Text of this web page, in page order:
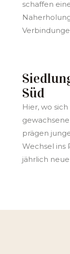
schaffen
Süd
Hier, wo
prägen
Wechsel ins
jährlich